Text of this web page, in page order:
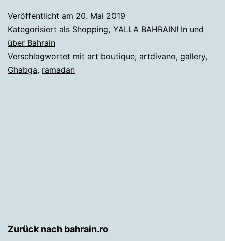
Veröffentlicht am 20. Mai 2019
Kategorisiert als Shopping, YALLA BAHRAIN! In und
über Bahrain
Verschlagwortet mit art boutique, artdivano, gallery,
Ghabga, ramadan
Zurück nach bahrain.ro